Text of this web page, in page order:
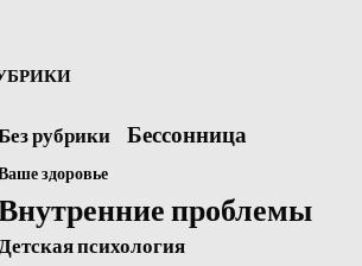
рубрики Бессонница
здоровье
проблемы
психология